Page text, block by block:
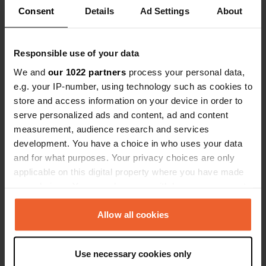
Consent Details Ad Settings About
Responsible use of your data
We and our 1022 partners process your personal data,
e.g. your IP-number, using technology such as cookies to
store and access information on your device in order to
serve personalized ads and content, ad and content
measurement, audience research and services
development. You have a choice in who uses your data
and for what purposes. Your privacy choices are only
applicable on this digital property where you have made
any time from the Cookie Declaration or by clicking on
the Privacy trigger icon.
Collect information about your geographical location
Allow all cookies
Use necessary cookies only
Es-tu déjà venu ici ?
Contact
23027, Samolaco, Italie
Coordonnées
46° 15' 22" N 9° 24' 45" E